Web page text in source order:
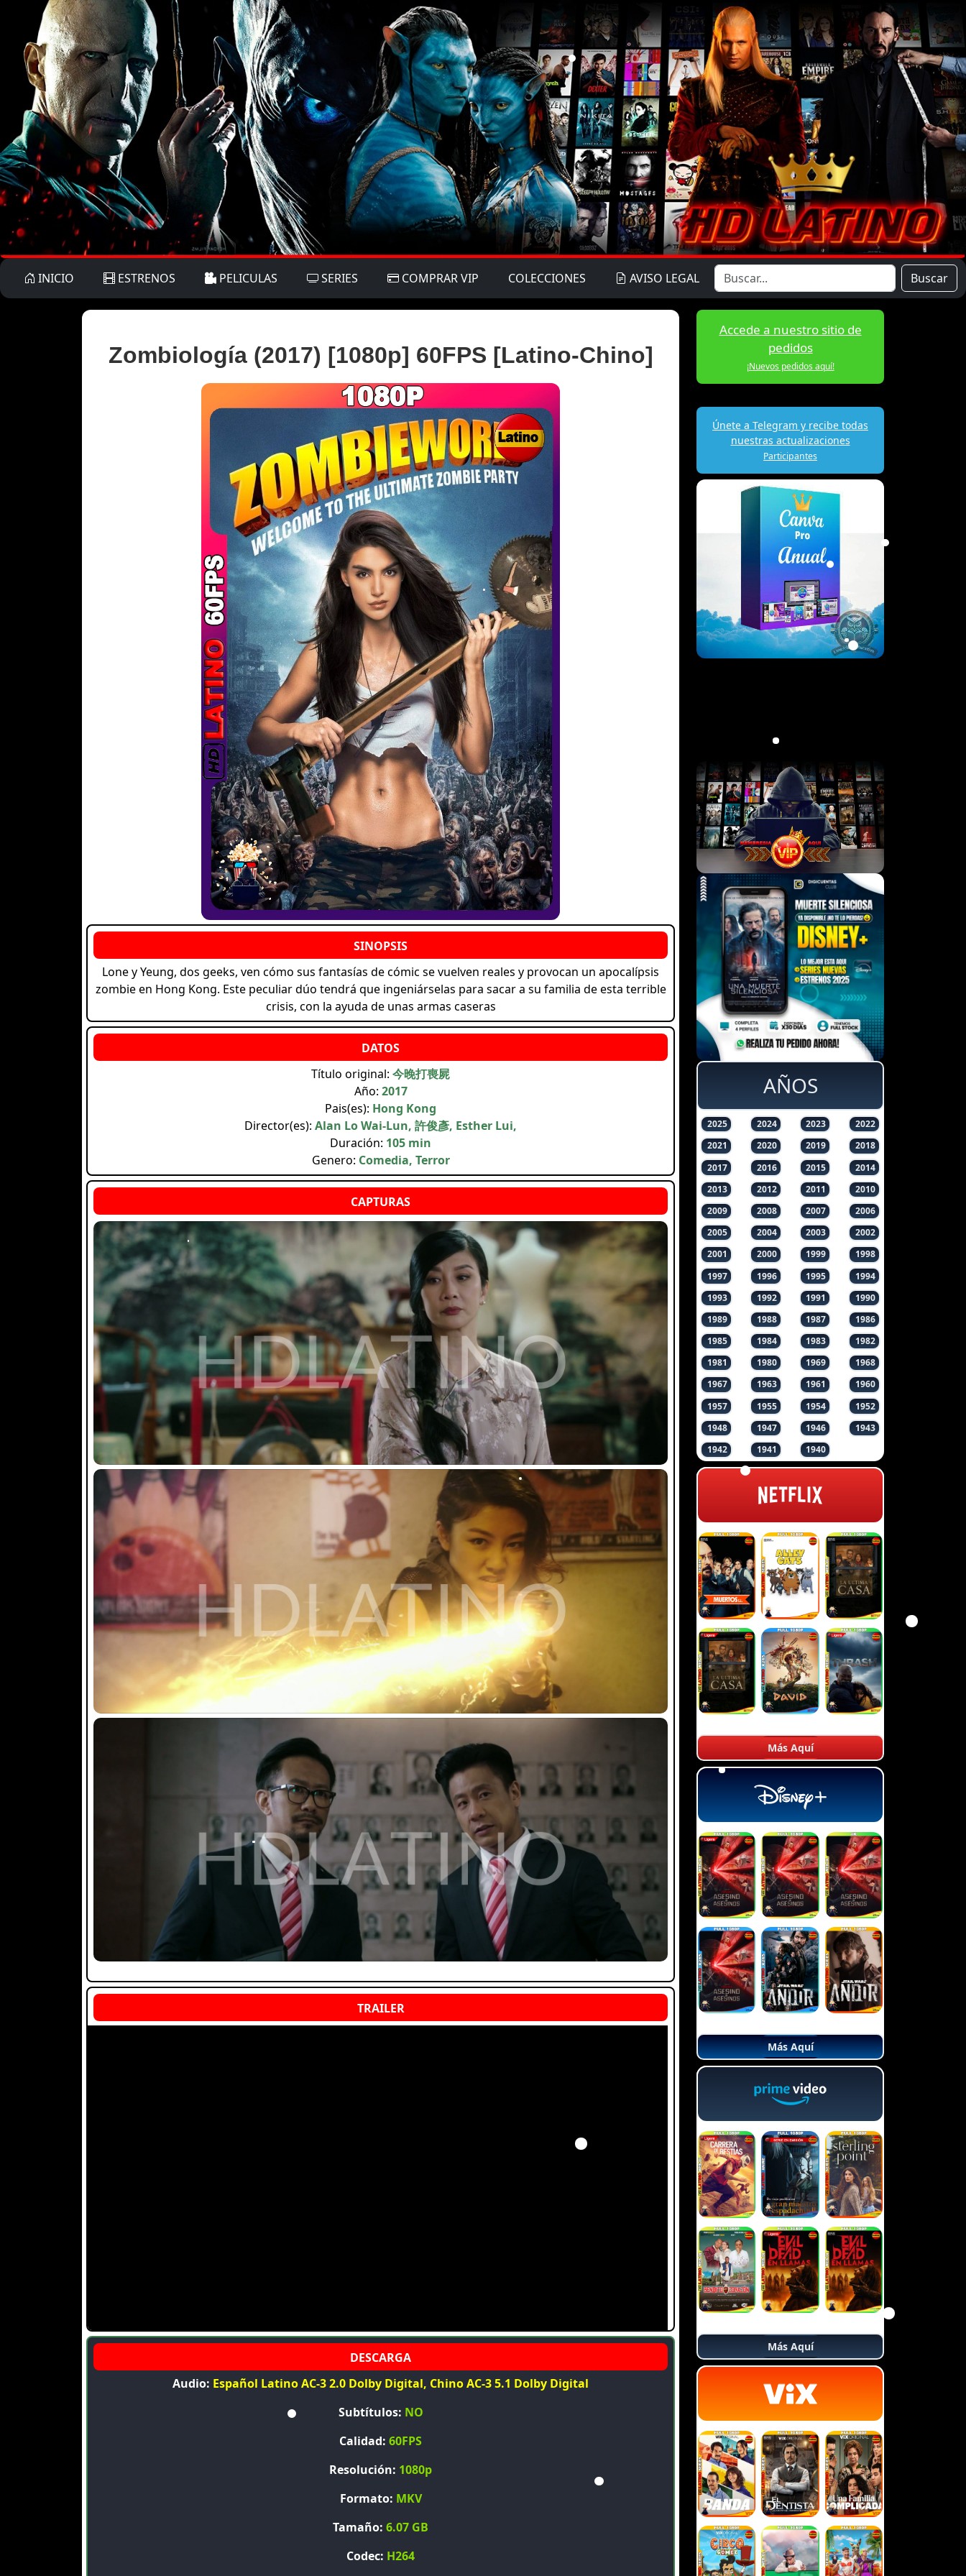
INICIO ESTRENOS PELICULAS SERIES COMPRAR VIP COLECCIONES AVISO LEGAL Buscar
Zombiología (2017) [1080p] 60FPS [Latino-Chino]
Lone y Yeung, dos geeks, ven cómo sus fantasías de cómic se vuelven reales y provocan un apocalípsis
zombie en Hong Kong. Este peculiar dúo tendrá que ingeniárselas para sacar a su familia de esta terrible
crisis, con la ayuda de unas armas caseras
Título original: 今晚打喪屍
Año: 2017
Pais(es): Hong Kong
Director(es): Alan Lo Wai-Lun, 許俊彥, Esther Lui,
Duración: 105 min
Genero: Comedia, Terror
Audio: Español Latino AC-3 2.0 Dolby Digital, Chino AC-3 5.1 Dolby Digital
Subtítulos: NO
Calidad: 60FPS
Resolución: 1080p
Formato: MKV
Tamaño: 6.07 GB
Codec: H264
Accede a nuestro sitio de
pedidos
¡Nuevos pedidos aquí!
Únete a Telegram y recibe todas
nuestras actualizaciones
Participantes
AÑOS
2025 2024 2023
2022
2021
2020 2019
2018
2017
2016 2015
2014
2013
2012 2011
2010
2009
2008 2007
2006
2005
2004 2003
2002
2001
2000 1999
1998
1997
1996 1995
1994
1993
1992 1991
1990
1989
1988 1987
1986
1985
1984 1983
1982
1981
1980 1969
1968
1967
1963 1961
1960
1957
1955 1954
1952
1948
1947 1946
1943
1942
1941 1940
Más Aquí
Más Aquí
Más Aquí